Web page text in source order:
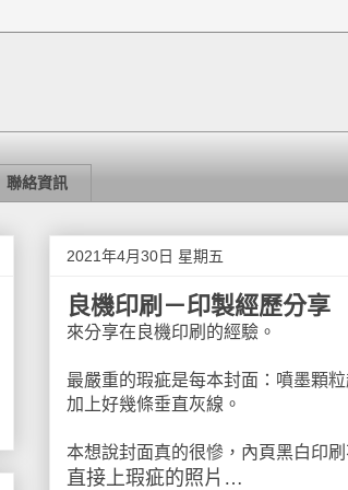
聯絡資訊
2021年4月30日 星期五
良機印刷－印製經歷分享
來分享在良機印刷的經驗。
最嚴重的瑕疵是每本封面：噴墨顆
加上好幾條垂直灰線。
本想說封面真的很慘，內頁黑白印
直接上瑕疵的照片…